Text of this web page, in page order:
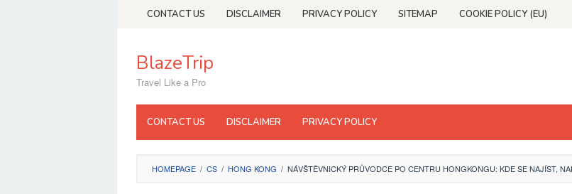
CONTACT US DISCLAIMER PRIVACY POLICY SITEMAP COOKIE POLICY (EU)
BlazeTrip
Travel Like a Pro
CONTACT US DISCLAIMER PRIVACY POLICY
HOMEPAGE / CS / HONG KONG / NÁVŠTĚVNICKÝ PRŮVODCE PO CENTRU HONGKONGU: KDE SE NAJÍST,